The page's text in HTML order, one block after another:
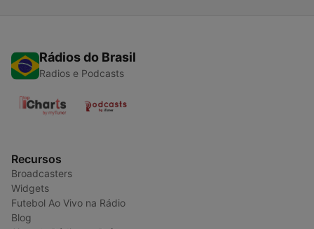
Rádios do Brasil
Radios e Podcasts
Recursos
Broadcasters
Widgets
Futebol Ao Vivo na Rádio
Blog